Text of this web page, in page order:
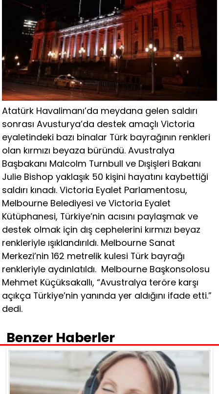
Atatürk Havalimanı’da meydana gelen saldırı
sonrası Avusturya’da destek amaçlı Victoria
eyaletindeki bazı binalar Türk bayrağının renkleri
olan kırmızı beyaza büründü. Avustralya
Başbakanı Malcolm Turnbull ve Dışişleri Bakanı
Julie Bishop yaklaşık 50 kişini hayatını kaybettiği
saldırı kınadı. Victoria Eyalet Parlamentosu,
Melbourne Belediyesi ve Victoria Eyalet
Kütüphanesi, Türkiye’nin acısını paylaşmak ve
destek olmak için dış cephelerini kırmızı beyaz
renkleriyle ışıklandırıldı. Melbourne Sanat
Merkezi’nin 162 metrelik kulesi Türk bayrağı
renkleriyle aydınlatıldı. Melbourne Başkonsolosu
Mehmet Küçüksakallı, “Avustralya teröre karşı
açıkça Türkiye’nin yanında yer aldığını ifade etti.”
dedi.
Benzer Haberler